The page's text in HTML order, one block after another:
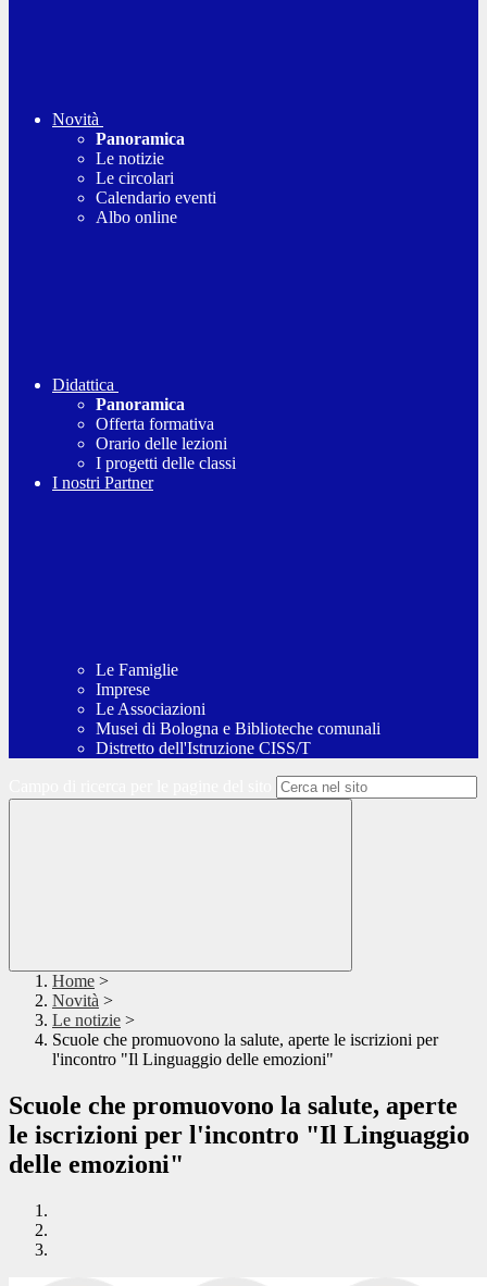
Novità
Panoramica
Le notizie
Le circolari
Calendario eventi
Albo online
Didattica
Panoramica
Offerta formativa
Orario delle lezioni
I progetti delle classi
I nostri Partner
Le Famiglie
Imprese
Le Associazioni
Musei di Bologna e Biblioteche comunali
Distretto dell'Istruzione CISS/T
Home >
Novità >
Le notizie >
Scuole che promuovono la salute, aperte le iscrizioni per
l'incontro "Il Linguaggio delle emozioni"
Scuole che promuovono la salute, aperte
le iscrizioni per l'incontro "Il Linguaggio
delle emozioni"